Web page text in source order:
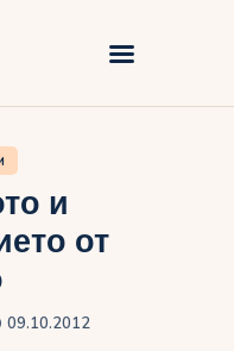
на Мария
и
от
09.10.2012